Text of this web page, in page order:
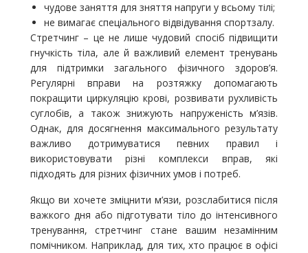
чудове заняття для зняття напруги у всьому тілі;
не вимагає спеціального відвідування спортзалу.
Стретчинг – це не лише чудовий спосіб підвищити
гнучкість тіла, але й важливий елемент тренувань
для підтримки загального фізичного здоров’я.
Регулярні вправи на розтяжку допомагають
покращити циркуляцію крові, розвивати рухливість
суглобів, а також знижують напруженість м’язів.
Однак, для досягнення максимального результату
важливо дотримуватися певних правил і
використовувати різні комплекси вправ, які
підходять для різних фізичних умов і потреб.
Якщо ви хочете зміцнити м’язи, розслабитися після
важкого дня або підготувати тіло до інтенсивного
тренування, стретчинг стане вашим незамінним
помічником. Наприклад, для тих, хто працює в офісі